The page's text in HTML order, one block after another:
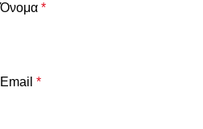
Όνομα *
Email *